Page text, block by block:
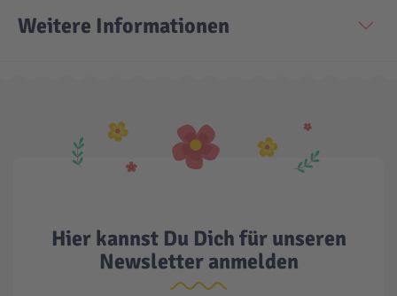
Weitere Informationen
Hier kannst Du Dich für unseren
Newsletter anmelden